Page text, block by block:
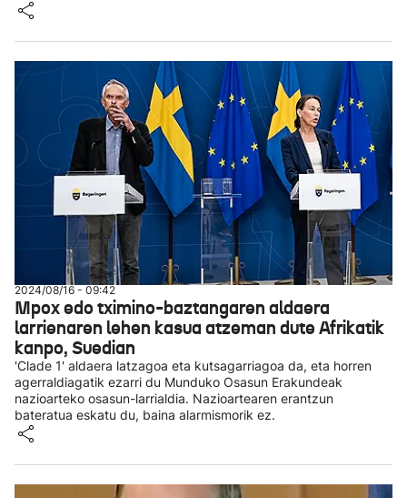
2024/08/16 - 09:42
Mpox edo tximino-baztangaren aldaera
larrienaren lehen kasua atzeman dute Afrikatik
kanpo, Suedian
'Clade 1' aldaera latzagoa eta kutsagarriagoa da, eta horren
agerraldiagatik ezarri du Munduko Osasun Erakundeak
nazioarteko osasun-larrialdia. Nazioartearen erantzun
bateratua eskatu du, baina alarmismorik ez.